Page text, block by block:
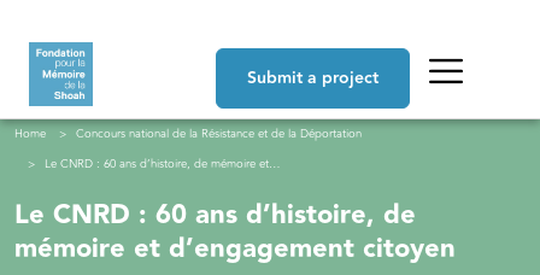
Submit a project
Breadcrumb
Home
Concours national de la Résistance et de la Déportation
Le CNRD : 60 ans d’histoire, de mémoire et d’engagement citoyen
Le CNRD : 60 ans d’histoire, de
mémoire et d’engagement citoyen